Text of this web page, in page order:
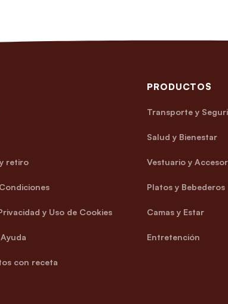
retiro
y Uso de Cookies
con receta
PRODUCTOS
Transporte y
Salud y Bienestar
Vestuario y
Platos y Bebederos
Camas y Estar
Entretención